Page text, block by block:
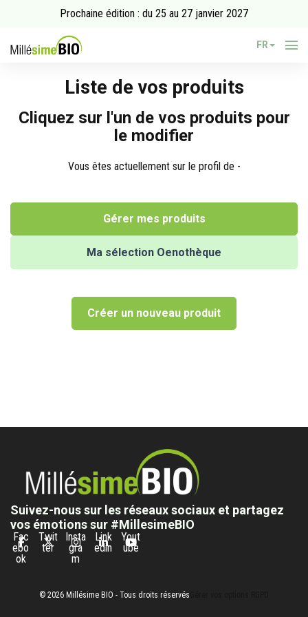
Prochaine édition : du 25 au 27 janvier 2027
FR
Liste de vos produits
Cliquez sur l'un de vos produits pour
le modifier
Vous êtes actuellement sur le profil de -
Gérer mes produits
Ma sélection Oenothèque
Créer un nouveau produit
Suivez-nous sur les réseaux sociaux et partagez
vos émotions sur #MillesimeBIO
Fac
ebo
ok
Twit
ter
Insta
gra
m
Link
edin
Yout
ube
© 2026 Millésime BIO - Tous droits réservés